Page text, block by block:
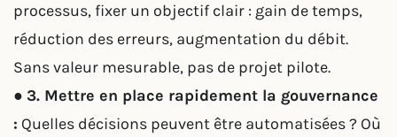
processus, fixer un objectif clair : gain de temps,
réduction des erreurs, augmentation du débit.
Sans valeur mesurable, pas de projet pilote.
● 3. Mettre en place rapidement la gouvernance
: Quelles décisions peuvent être automatisées ? Où